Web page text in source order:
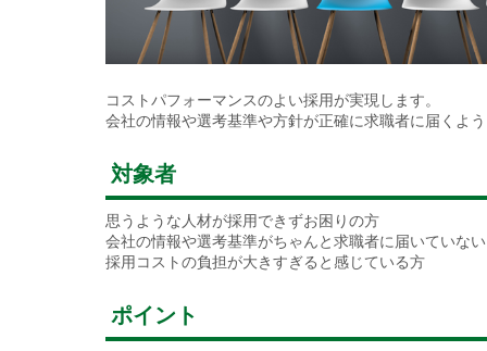
コストパフォーマンスのよい採用が実現します。
会社の情報や選考基準や方針が正確に求職者に届くよ
対象者
思うような人材が採用できずお困りの方
会社の情報や選考基準がちゃんと求職者に届いていな
採用コストの負担が大きすぎると感じている方
ポイント